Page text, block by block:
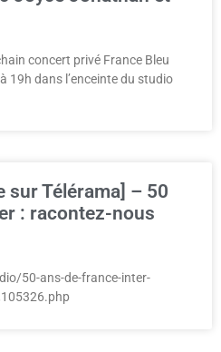
concert privé France Bleu
19h dans l’enceinte du studio
sur Télérama] – 50
: racontez-nous
50-ans-de-france-inter-